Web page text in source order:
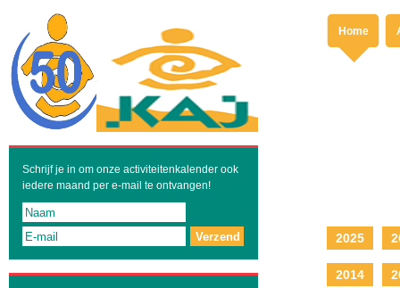
Home
2025
2014
Schrijf je in om onze activiteitenkalender ook
iedere maand per e-mail te ontvangen!
Verzend